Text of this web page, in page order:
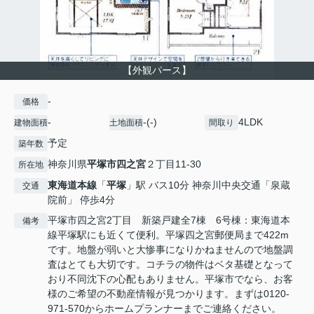
【外観パース】
価格 -
建物面積- 土地面積-(-) 間取り 4LDK
築年数 予定
所在地 神奈川県平塚市四之宮２丁目11-30
交通 東海道本線 「平塚 」駅 バス10分 神奈川中央交通「泉蔵
院前」 停歩4分
備考
平塚市四之宮2丁目 新築戸建全7棟 6号棟：東海道本
線平塚駅にも近くて便利。平塚四之宮郵便局まで422m
です。地盤が弱いと大惨事になりかねませんので地盤調
査はとても大切です。コチラの物件はベタ基礎となって
おり不同沈下の心配もありません。平塚市でなら、お客
様のご希望の不動産情報が見つかります。まずは0120-
971-570からホームプランナーまでご連絡ください。